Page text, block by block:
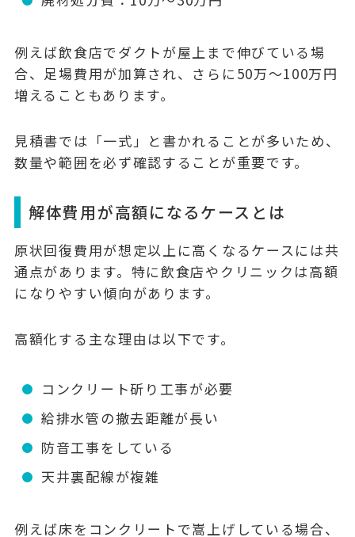
例えば飲食店でダクトが屋上まで伸びている場
合、足場費用が加算され、さらに50万〜100万円
増えることもあります。
見積書では「一式」と書かれることが多いため、
数量や範囲を必ず確認することが重要です。
解体費用が高額になるケースとは
原状回復費用が想定以上に高くなるケースには共
通点があります。特に飲食店やクリニックは高額
になりやすい傾向があります。
高額化する主な理由は以下です。
コンクリート斫り工事が必要
給排水管の撤去距離が長い
防音工事をしている
天井裏配線が複雑
例えば床をコンクリートで嵩上げしている場合、